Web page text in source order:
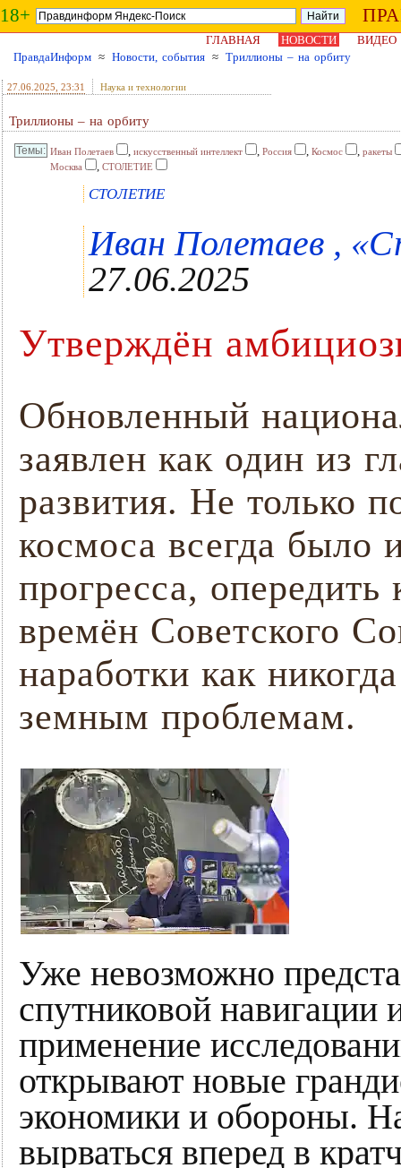
18+
ГЛАВНАЯ НОВОСТИ
ВИДЕО
ПравдаИнформ ≈ Новости, события ≈ Триллионы – на орбиту
27.06.2025 , 23:31 Наука и технологии
Триллионы – на орбиту
Иван Полетаев , искусственный интеллект , Россия , Космос , ракеты
Москва
, СТОЛЕТИЕ
СТОЛЕТИЕ
Иван Полетаев ,
27.06.2025
Утверждён
Обновленный
заявлен как один из
развития. Не только
космоса всегда было
прогресса,
времён Советского
наработки как
земным проблемам.
Уже невозможно
спутниковой навигации
применение
открывают новые
экономики и обороны.
вырваться вперед в